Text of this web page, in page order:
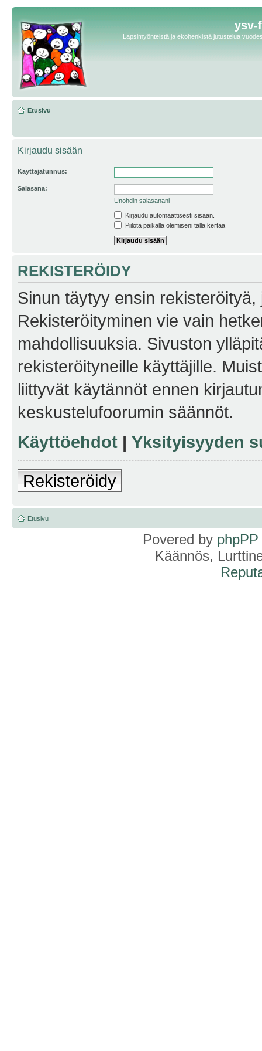
ysv-
Lapsimyönteistä ja ekohenkistä jutustelua
Etusivu
Kirjaudu sisään
Käyttäjätunnus:
Salasana:
Unohdin salasanani
Kirjaudu automaattisesti sisään.
Piilota paikalla olemiseni tällä kertaa
REKISTERÖIDY
Sinun täytyy ensin
Rekisteröityminen vie vain
mahdollisuuksia. Sivuston
rekisteröityneille käyttäjille.
liittyvät käytännöt ennen
keskustelufoorumin säännöt.
Käyttöehdot | Yksityisyyden
Rekisteröidy
Etusivu
Povered by phpPP
Käännös,